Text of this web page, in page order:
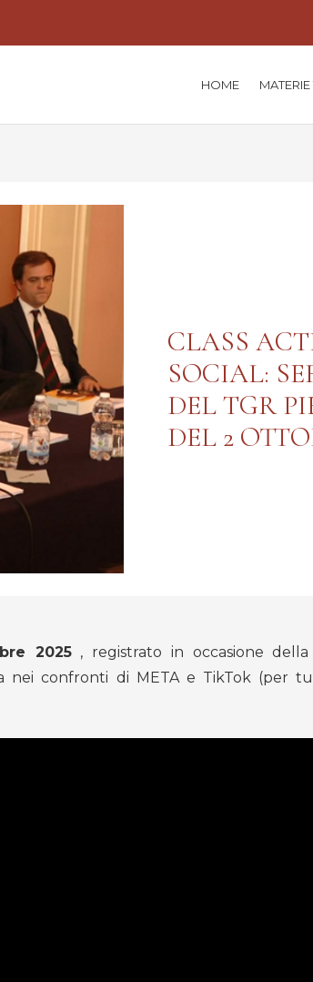
HOME MATERIE
CLASS
SOCIAL:
DEL TGR
DEL 2
2025, registrato in occasione della
nei confronti di META e TikTok (per